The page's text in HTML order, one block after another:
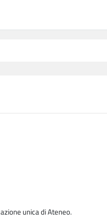
unica di Ateneo.